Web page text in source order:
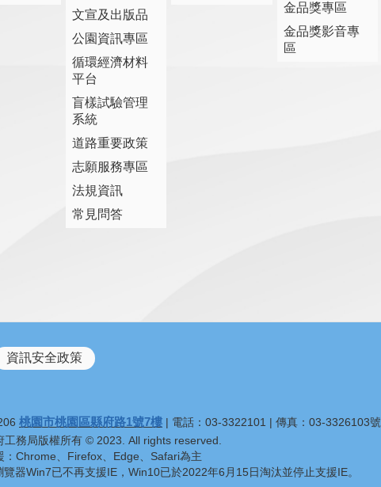
文宣及出版品
公園資訊專區
循環經濟材料
平台
盲樣試驗管理
系統
道路重要政策
志願服務專區
法規資訊
常見問答
金品獎專區
金品獎影音專
區
資訊安全政策
桃園市桃園區縣府路1號7樓 | 電話：03-3322101 | 傳真：03-3326103號
工務局版權所有 © 2023. All rights reserved.
：Chrome、Firefox、Edge、Safari為主
覽器Win7已不再支援IE，Win10已於2022年6月15日淘汰並停止支援IE。